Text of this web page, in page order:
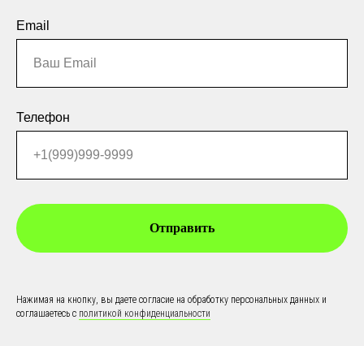
Email
Телефон
Отправить
Нажимая на кнопку, вы даете согласие на обработку персональных данных и
соглашаетесь c политикой конфиденциальности